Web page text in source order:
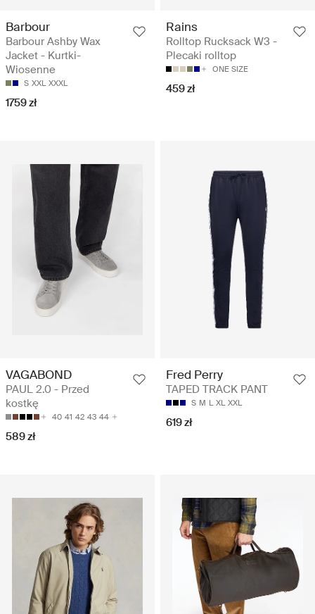
Barbour
Barbour Ashby Wax
Jacket - Kurtki-
Wiosenne
S XXL XXXL
1759 zł
Rains
Rolltop Rucksack W3 -
Plecaki rolltop
ONE SIZE
459 zł
VAGABOND
PAUL 2.0 - Przed
kostkę
40 41 42 43 44
589 zł
Fred Perry
TAPED TRACK PANT
S M L XL XXL
619 zł